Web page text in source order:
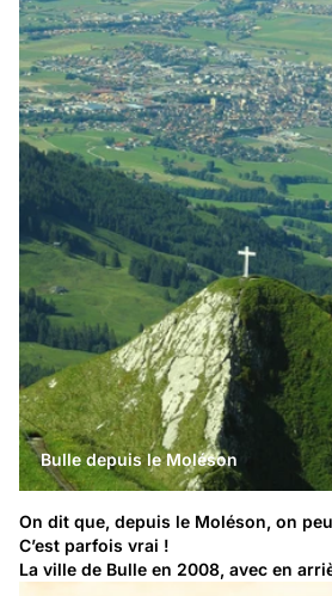
Bulle depuis le Moléson
On dit que, depuis le Moléson, on
C’est parfois vrai !
La ville de Bulle en 2008, avec en